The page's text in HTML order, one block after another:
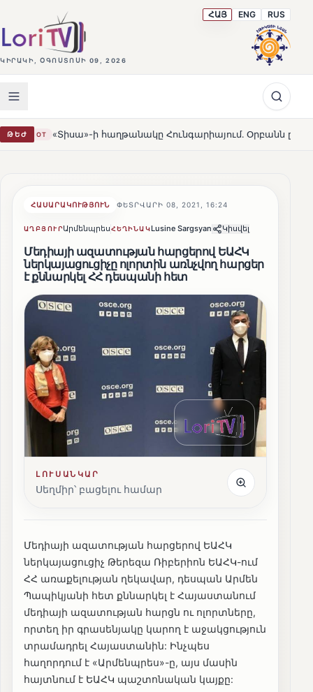
ԿԻՐԱԿԻ, ՕԳՈՍՏՈՍԻ 09, 2026
ՀԱՅ ENG RUS
ԹԵԺի հաղթանակը Հունգարիայում․ Օրբանն ընդունեց
ՀԱՍԱՐԱԿՈՒԹՅՈՒՆ ՓԵՏՐՎԱՐԻ 08, 2021, 16:24
ԱՂԲՅՈՒՐԱրմենպրեսՀԵՂԻՆԱԿLusine Sargsyan Կիսվել
Մեդիայի ազատության հարցերով ԵԱՀԿ
ներկայացուցիչը ոլորտին առնչվող հարցեր
է քննարկել ՀՀ դեսպանի հետ
ԼՈՒՍԱՆԿԱՐ
Սեղմիր՝ բացելու համար
Մեդիայի ազատության հարցերով ԵԱՀԿ
ներկայացուցիչ Թերեզա Ռիբերիոն ԵԱՀԿ-ում
ՀՀ առաքելության ղեկավար, դեսպան Արմեն
Պապիկյանի հետ քննարկել է Հայաստանում
մեդիայի ազատության հարցն ու ոլորտները,
որտեղ իր գրասենյակը կարող է աջակցություն
տրամադրել Հայաստանին: Ինչպես
հաղորդում է «Արմենպրես»-ը, այս մասին
հայտնում է ԵԱՀԿ պաշտոնական կայքը: